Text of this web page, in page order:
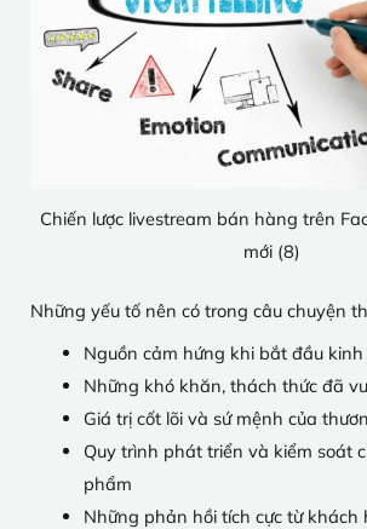
Chiến lược livestream bán hàng trên
mới (8)
Những yếu tố nên có trong câu chuyện
Nguồn cảm hứng khi bắt đầu
Những khó khăn, thách thức đã
Giá trị cốt lõi và sứ mệnh của
Quy trình phát triển và kiểm soát
phẩm
Những phản hồi tích cực từ khách